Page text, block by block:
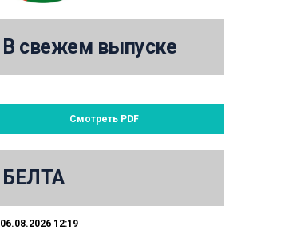
В свежем выпуске
Смотреть PDF
БЕЛТА
06.08.2026 12:19